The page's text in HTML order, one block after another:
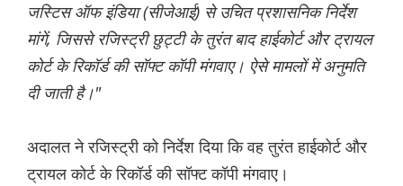
जस्टिस ऑफ इंडिया (सीजेआई) से उचित प्रशासनिक निर्देश
मांगें, जिससे रजिस्ट्री छुट्टी के तुरंत बाद हाईकोर्ट और ट्रायल
कोर्ट के रिकॉर्ड की सॉफ्ट कॉपी मंगवाए। ऐसे मामलों में अनुमति
दी जाती है।"
अदालत ने रजिस्ट्री को निर्देश दिया कि वह तुरंत हाईकोर्ट और
ट्रायल कोर्ट के रिकॉर्ड की सॉफ्ट कॉपी मंगवाए।